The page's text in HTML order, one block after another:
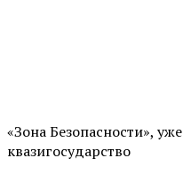
«Зона Безопасности», уже
квазигосударство